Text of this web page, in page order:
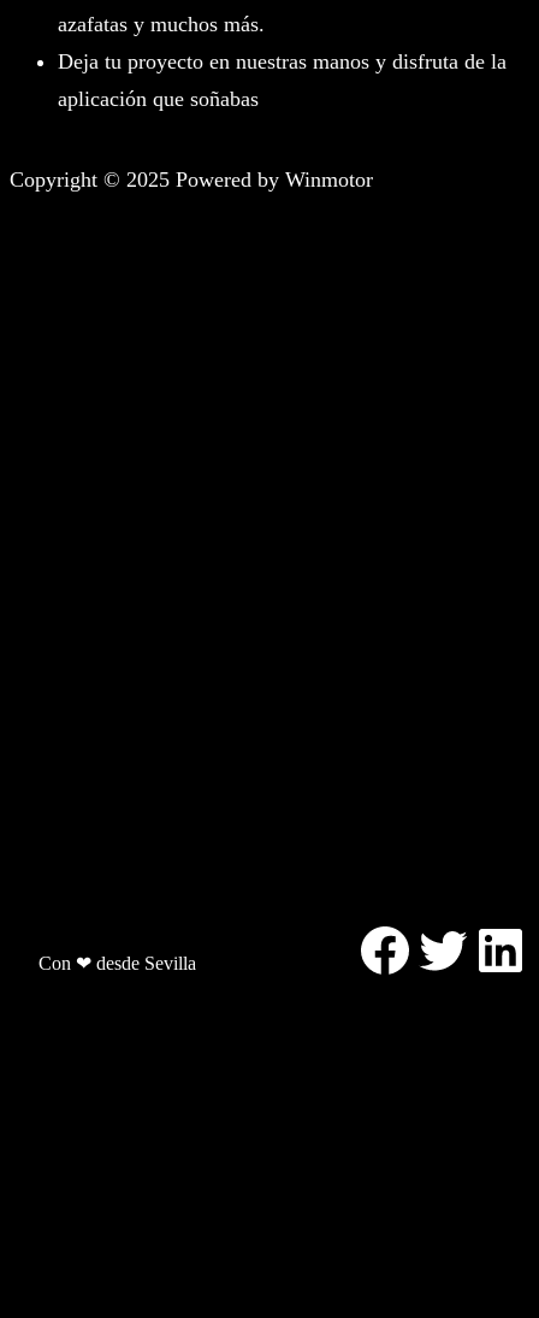
azafatas y muchos más.
Deja tu proyecto en nuestras manos y disfruta de la
aplicación que soñabas
Copyright © 2025 Powered by Winmotor
Con ❤ desde Sevilla